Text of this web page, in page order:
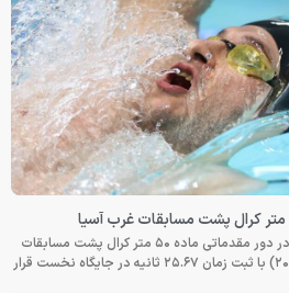
هومر عباسی، شناگر تیم ملی ایران، در دور مقدماتی ماده ۵۰ متر کرال پشت مسابقات